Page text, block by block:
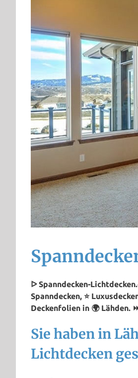
ᐅ Spanndecken-
Spanndecken, ⭐
Deckenfolien in 🌍 Lähden.
Sie haben in
Lichtdecken